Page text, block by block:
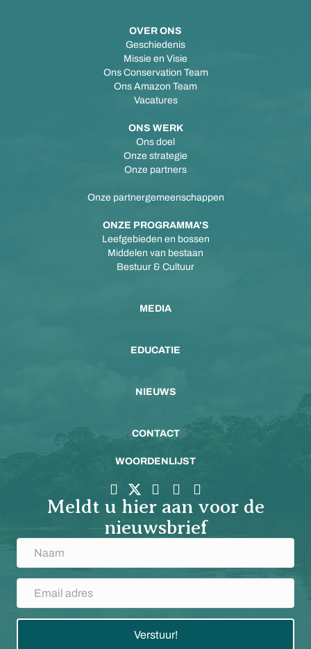
OVER ONS
Geschiedenis
Missie en Visie
Ons Conservation Team
Ons Amazon Team
Vacatures
ONS WERK
Ons doel
Onze strategie
Onze partners
Onze partnergemeenschappen
ONZE PROGRAMMA'S
Leefgebieden en bossen
Middelen van bestaan
Bestuur & Cultuur
MEDIA
EDUCATIE
NIEUWS
CONTACT
WOORDENLIJST
Meldt u hier aan voor de
nieuwsbrief
Verstuur!